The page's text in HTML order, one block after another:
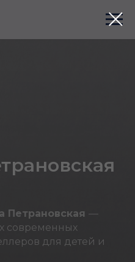
Петрановская —
современных
для детей и